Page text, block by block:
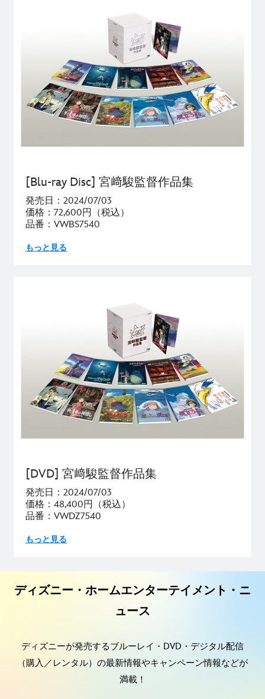
[Blu-ray Disc] 宮﨑駿監督作品集
発売日：2024/07/03
価格：72,600円（税込）
品番：VWBS7540
もっと見る
[DVD] 宮﨑駿監督作品集
発売日：2024/07/03
価格：48,400円（税込）
品番：VWDZ7540
もっと見る
ディズニー・ホームエンターテイメント・ニ
ュース
ディズニーが発売するブルーレイ・DVD・デジタル配信
（購入／レンタル）の最新情報やキャンペーン情報などが
満載！